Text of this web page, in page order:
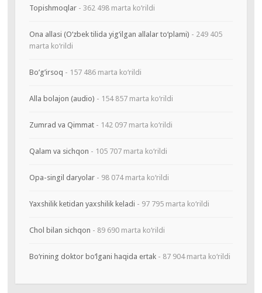
Topishmoqlar- 362 498 marta ko‘rildi
Ona allasi (O‘zbek tilida yig‘ilgan allalar to‘plami) - 249 405
marta ko‘rildi
Bo’g’irsoq - 157 486 marta ko‘rildi
Alla bolajon (audio) - 154 857 marta ko‘rildi
Zumrad va Qimmat- 142 097 marta ko‘rildi
Qalam va sichqon - 105 707 marta ko‘rildi
Opa-singil daryolar- 98 074 marta ko‘rildi
Yaxshilik ketidan yaxshilik keladi - 97 795 marta ko‘rildi
Chol bilan sichqon - 89 690 marta ko‘rildi
Bo‘rining doktor bo‘lgani haqida ertak- 87 904 marta ko‘rildi